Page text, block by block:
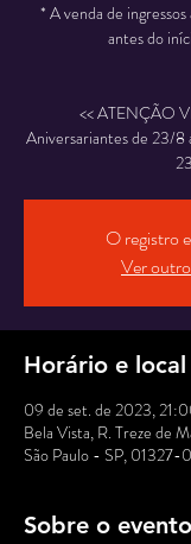
* A venda de
antes do
<< ATENÇÃO
Aniversariantes de 23/
O registro
Ver
Horário e local
09 de set. de 2023,
Bela Vista, R. Treze de
São Paulo - SP, 01327-
Sobre o evento